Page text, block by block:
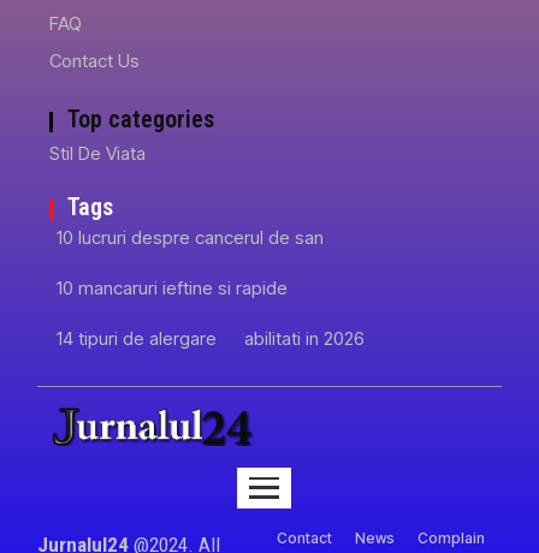
FAQ
Contact Us
Top categories
Stil De Viata
Tags
10 lucruri despre cancerul de san
10 mancaruri ieftine si rapide
14 tipuri de alergare abilitati in 2026
Jurnalul24 @2024. All Contact News Complain